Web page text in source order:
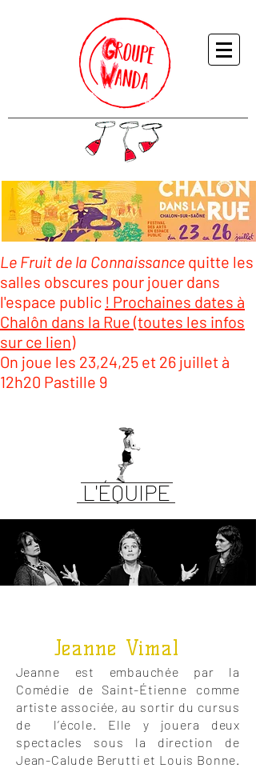
Le Fruit de la Connaissance quitte les
salles obscures pour jouer dans
l'espace public ! Prochaines dates à
Chalôn dans la Rue (toutes les infos
sur ce lien)
On joue les 23,24,25 et 26 juillet à
12h20 Pastille 9
L'ÉQUIPE
Jeanne est embauchée par la
Comédie de Saint-Étienne comme
artiste associée, au sortir du cursus
de l’école. Elle y jouera deux
spectacles sous la direction de
Jean-Calude Berutti et Louis Bonne.
Jeanne Vimal